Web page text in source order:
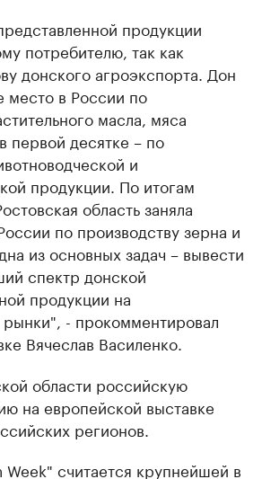
продукции
потребителю, так как
донского агроэкспорта. Дон
место в России по
масла, мяса
первой десятке – по
и
продукции. По итогам
область заняла
по производству зерна и
из основных задач – вывести
спектр донской
продукции на
- прокомментировал
Вячеслав Василенко.
области российскую
на европейской выставке
регионов.
считается крупнейшей в